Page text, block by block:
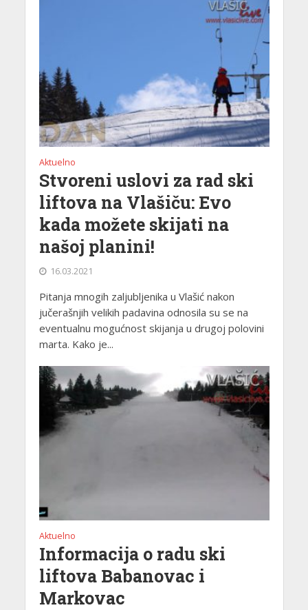
Aktuelno
Stvoreni uslovi za rad ski
liftova na Vlašiču: Evo
kada možete skijati na
našoj planini!
16.03.2021
Pitanja mnogih zaljubljenika u Vlašić nakon
jučerašnjih velikih padavina odnosila su se na
eventualnu mogućnost skijanja u drugoj polovini
marta. Kako je...
Aktuelno
Informacija o radu ski
liftova Babanovac i
Markovac